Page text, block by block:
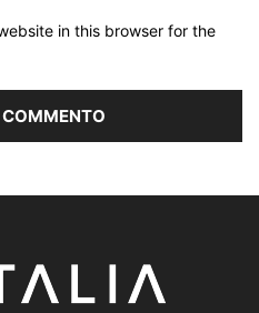
in this browser for the